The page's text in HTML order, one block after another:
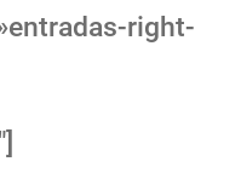
right-